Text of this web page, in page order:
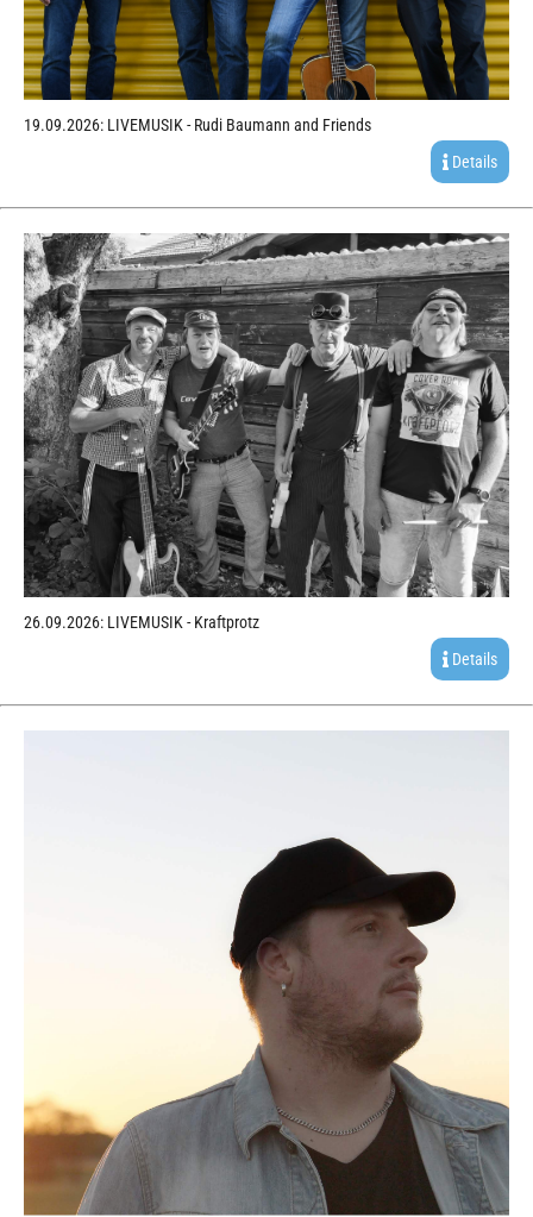
19.09.2026: LIVEMUSIK - Rudi Baumann and Friends
Details
26.09.2026: LIVEMUSIK - Kraftprotz
Details